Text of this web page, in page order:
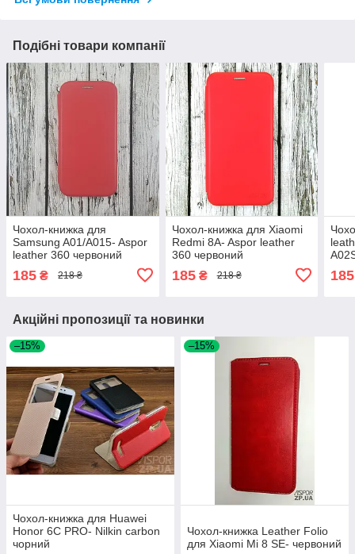
Подібні товари компанії
Чохол-книжка для
Samsung A01/A015- Aspor
leather 360 червоний
185 ₴ 218 ₴
Чохол-книжка для Xiaomi
Redmi 8A- Aspor leather
360 червоний
185₴ 218 ₴ 185
Акційні пропозиції та новинки
–15%
Чохол-книжка для Huawei
Honor 6C PRO- Nilkin carbon
чорний
–15%
Чохол-книжка Leather Folio
для Xiaomi Mi 8 SE- червоний